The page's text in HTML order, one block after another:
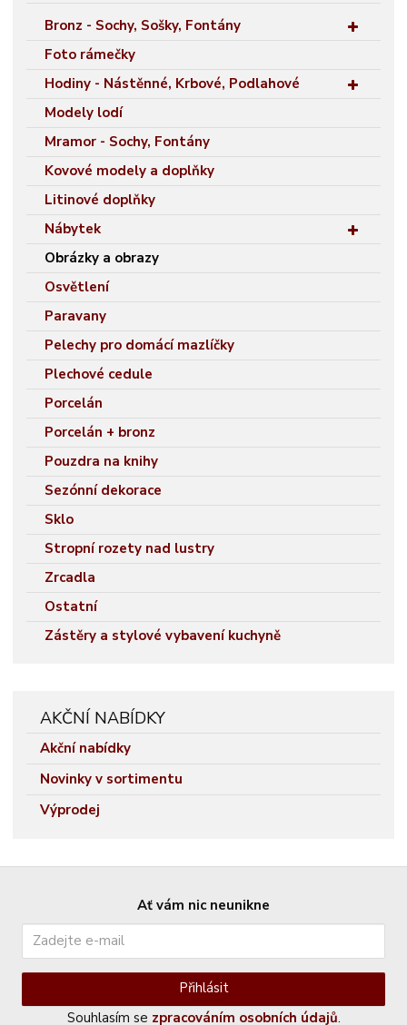
Bronz - Sochy, Sošky, Fontány
Foto rámečky
Hodiny - Nástěnné, Krbové, Podlahové
Modely lodí
Mramor - Sochy, Fontány
Kovové modely a doplňky
Litinové doplňky
Nábytek
Obrázky a obrazy
Osvětlení
Paravany
Pelechy pro domácí mazlíčky
Plechové cedule
Porcelán
Porcelán + bronz
Pouzdra na knihy
Sezónní dekorace
Sklo
Stropní rozety nad lustry
Zrcadla
Ostatní
Zástěry a stylové vybavení kuchyně
AKČNÍ NABÍDKY
Akční nabídky
Novinky v sortimentu
Výprodej
Ať vám nic neunikne
Přihlásit
Souhlasím se zpracováním osobních údajů.